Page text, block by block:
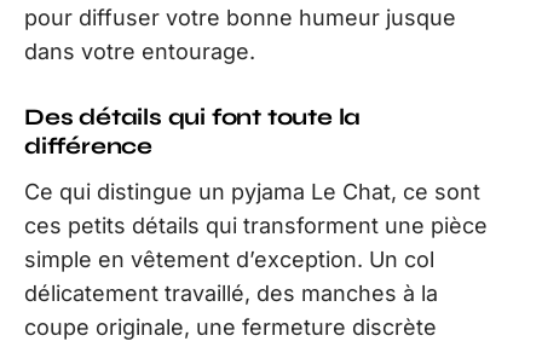
pour diffuser votre bonne humeur jusque
dans votre entourage.
Des détails qui font toute la
différence
Ce qui distingue un pyjama Le Chat, ce sont
ces petits détails qui transforment une pièce
simple en vêtement d’exception. Un col
délicatement travaillé, des manches à la
coupe originale, une fermeture discrète